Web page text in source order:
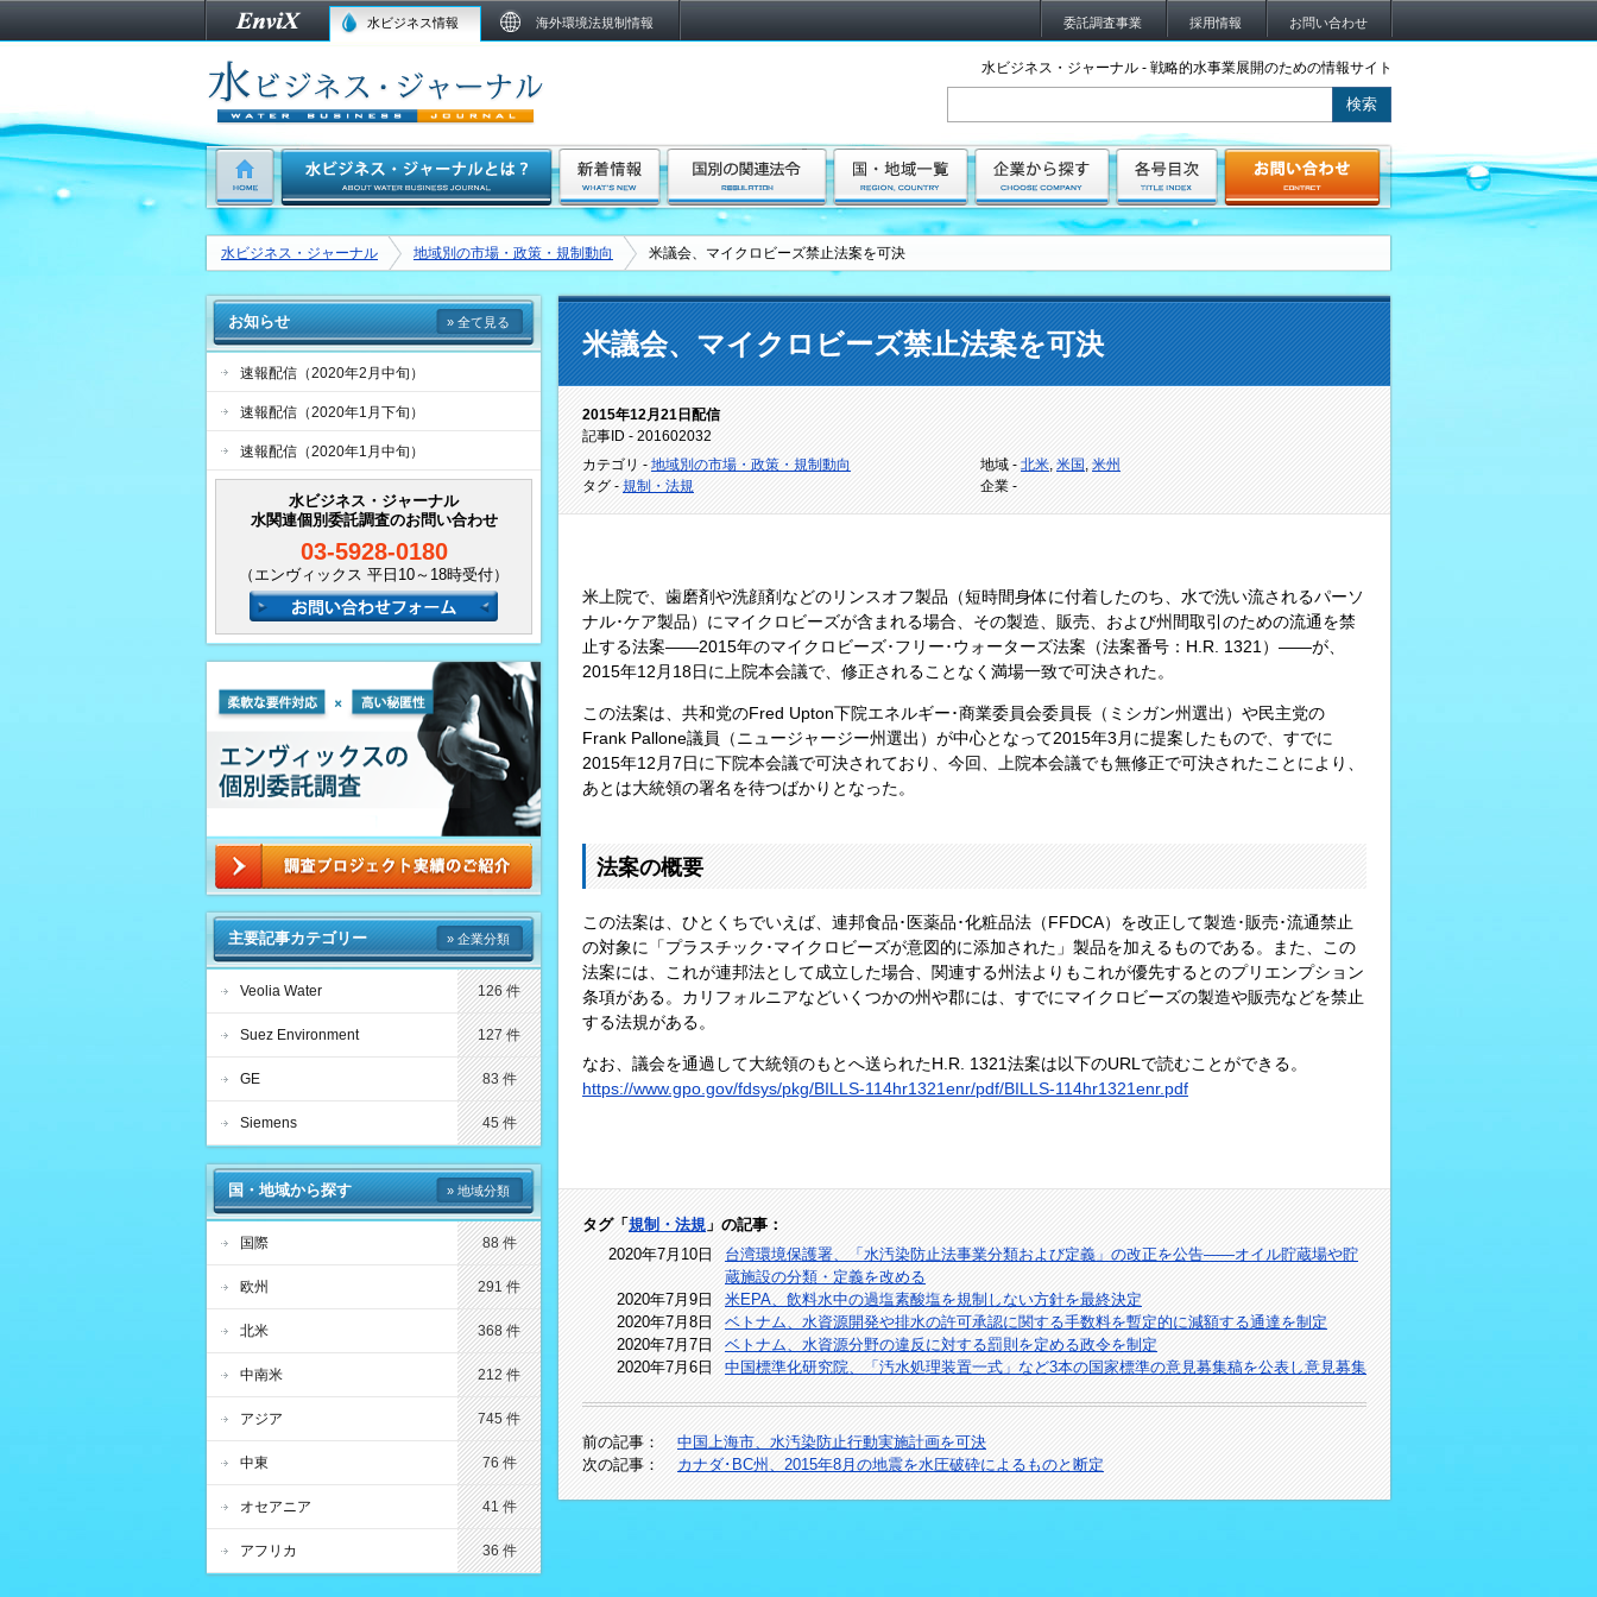
水ビジネス情報 海外環境法規制情報 委託調査事業 採用情報 お問い合わせ
水ビジネス・ジャーナル - 戦略的水事業展開のための情報サイト
水ビジネス・ジャーナル 地域別の市場・政策・規制動向 米議会、マイクロビーズ禁止法案を可決
米議会、マイクロビーズ禁止法案を可決
2015年12月21日配信
記事ID - 201602032
カテゴリ - 地域別の市場・政策・規制動向
タグ - 規制・法規
地域 - 北米, 米国 , 米州
企業 -
米上院で、歯磨剤や洗顔剤などのリンスオフ製品（短時間身体に付着したのち、水で洗い流されるパーソ
ナル･ケア製品）にマイクロビーズが含まれる場合、その製造、販売、および州間取引のための流通を禁
止する法案――2015年のマイクロビーズ･フリー･ウォーターズ法案（法案番号：H.R. 1321）――が、
2015年12月18日に上院本会議で、修正されることなく満場一致で可決された。
この法案は、共和党のFred Upton下院エネルギー･商業委員会委員長（ミシガン州選出）や民主党の
Frank Pallone議員（ニュージャージー州選出）が中心となって2015年3月に提案したもので、すでに
2015年12月7日に下院本会議で可決されており、今回、上院本会議でも無修正で可決されたことにより、
あとは大統領の署名を待つばかりとなった。
法案の概要
この法案は、ひとくちでいえば、連邦食品･医薬品･化粧品法（FFDCA）を改正して製造･販売･流通禁止
の対象に「プラスチック･マイクロビーズが意図的に添加された」製品を加えるものである。また、この
法案には、これが連邦法として成立した場合、関連する州法よりもこれが優先するとのプリエンプション
条項がある。カリフォルニアなどいくつかの州や郡には、すでにマイクロビーズの製造や販売などを禁止
する法規がある。
なお、議会を通過して大統領のもとへ送られたH.R. 1321法案は以下のURLで読むことができる。
https://www.gpo.gov/fdsys/pkg/BILLS-114hr1321enr/pdf/BILLS-114hr1321enr.pdf
タグ「 規制・法規 」の記事：
2020年7月10日
台湾環境保護署、「水汚染防止法事業分類および定義」の改正を公告――オイル貯蔵場や貯
蔵施設の分類・定義を改める
2020年7月9日
米EPA、飲料水中の過塩素酸塩を規制しない方針を最終決定
2020年7月8日
ベトナム、水資源開発や排水の許可承認に関する手数料を暫定的に減額する通達を制定
2020年7月7日
ベトナム、水資源分野の違反に対する罰則を定める政令を制定
2020年7月6日
中国標準化研究院、「汚水処理装置一式」など3本の国家標準の意見募集稿を公表し意見募集
前の記事：
中国上海市、水汚染防止行動実施計画を可決
次の記事：
カナダ･BC州、2015年8月の地震を水圧破砕によるものと断定
お知らせ » 全て見る
速報配信（2020年2月中旬）
速報配信（2020年1月下旬）
速報配信（2020年1月中旬）
水ビジネス・ジャーナル
水関連個別委託調査のお問い合わせ
03-5928-0180
（エンヴィックス 平日10～18時受付）
主要記事カテゴリー » 企業分類
Veolia Water 126 件
Suez Environment 127 件
GE 83 件
Siemens 45 件
国・地域から探す » 地域分類
国際 88 件
欧州 291 件
北米 368 件
中南米 212 件
アジア 745 件
中東 76 件
オセアニア 41 件
アフリカ 36 件